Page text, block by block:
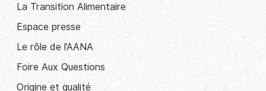
La Transition Alimentaire
Espace presse
Le rôle de l’AANA
Foire Aux Questions
Origine et qualité